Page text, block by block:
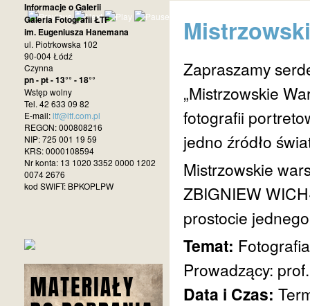
Zapraszamy
„Mistrzowskie
fotografii
jedno źródło
Mistrzowskie
ZBIGNIEW
prostocie
Temat:
Prowadzący:
Data i Czas:
Informacje o Galerii
Galeria Fotografii ŁTF
im. Eugeniusza Hanemana
ul. Piotrkowska 102
90-004 Łódź
Czynna
pn - pt - 13°° - 18°°
Wstęp wolny
Tel. 42 633 09 82
E-mail:ltf@ltf.com.pl
REGON: 000808216
NIP: 725 001 19 59
KRS: 0000108594
Nr konta: 13 1020 3352 0000 1202
0074 2676
kod SWIFT: BPKOPLPW